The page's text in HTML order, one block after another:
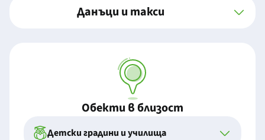
Данъци и такси
Обекти в близост
Детски градини и училища